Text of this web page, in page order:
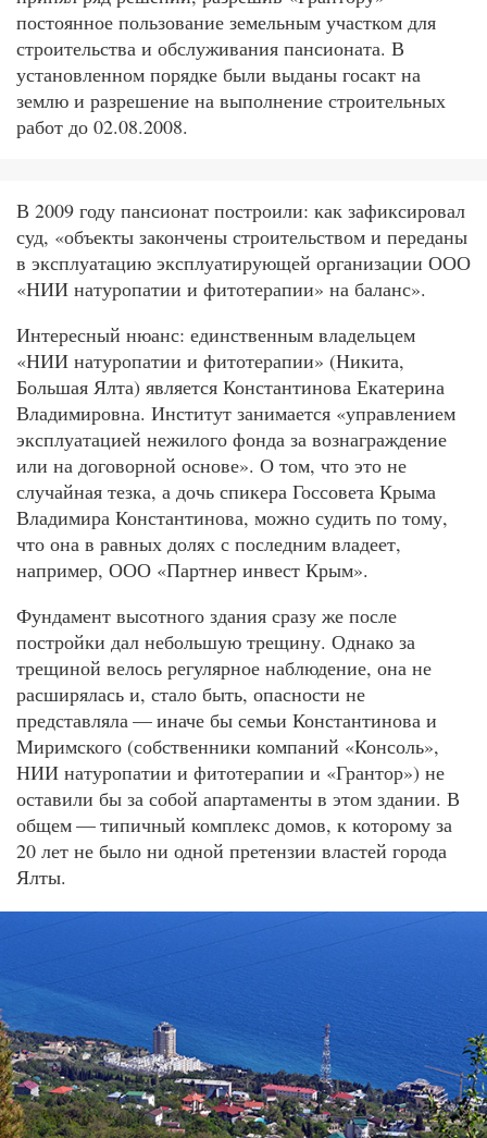
постоянное пользование земельным участком для
строительства и обслуживания пансионата. В
установленном порядке были выданы госакт на
землю и разрешение на выполнение строительных
работ до 02.08.2008.
В 2009 году пансионат построили: как зафиксировал
суд, «объекты закончены строительством и переданы
в эксплуатацию эксплуатирующей организации ООО
«НИИ натуропатии и фитотерапии» на баланс».
Интересный нюанс: единственным владельцем
«НИИ натуропатии и фитотерапии» (Никита,
Большая Ялта) является Константинова Екатерина
Владимировна. Институт занимается «управлением
эксплуатацией нежилого фонда за вознаграждение
или на договорной основе». О том, что это не
случайная тезка, а дочь спикера Госсовета Крыма
Владимира Константинова, можно судить по тому,
что она в равных долях с последним владеет,
например, ООО «Партнер инвест Крым».
Фундамент высотного здания сразу же после
постройки дал небольшую трещину. Однако за
трещиной велось регулярное наблюдение, она не
расширялась и, стало быть, опасности не
представляла — иначе бы семьи Константинова и
Миримского (собственники компаний «Консоль»,
НИИ натуропатии и фитотерапии и «Грантор») не
оставили бы за собой апартаменты в этом здании. В
общем — типичный комплекс домов, к которому за
20 лет не было ни одной претензии властей города
Ялты.